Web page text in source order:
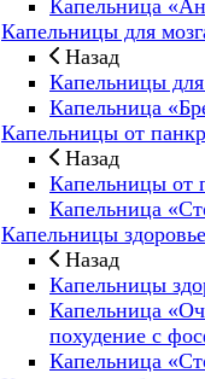
Капельница
Капельницы для
Назад
Капельницы для
Капельница
Капельницы от
Назад
Капельницы от
Капельница
Капельницы
Назад
Капельницы
Капельница
похудение с
Капельница